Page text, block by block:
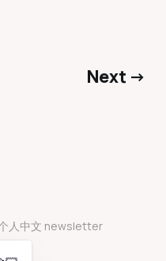
Next →
人中文 newsletter